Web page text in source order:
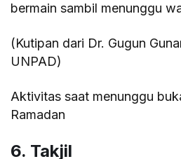
bermain sambil menunggu
(Kutipan dari Dr. Gugun
UNPAD)
Aktivitas saat menunggu
Ramadan
6. Takjil